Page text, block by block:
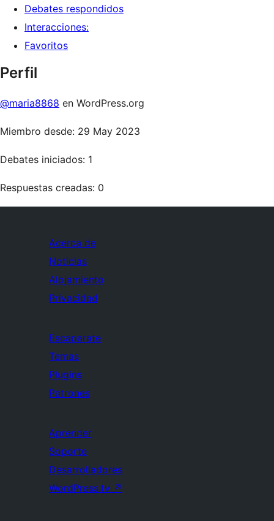
Debates respondidos
Interacciones:
Favoritos
Perfil
@maria8868 en WordPress.org
Miembro desde: 29 May 2023
Debates iniciados: 1
Respuestas creadas: 0
Acerca de
Noticias
Alojamiento
Privacidad
Escaparate
Temas
Plugins
Patrones
Aprender
Soporte
Desarrolladores
WordPress.tv ↗